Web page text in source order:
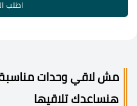
اطلب
مش لاقي وحدات
هنساعدك تلاقيها